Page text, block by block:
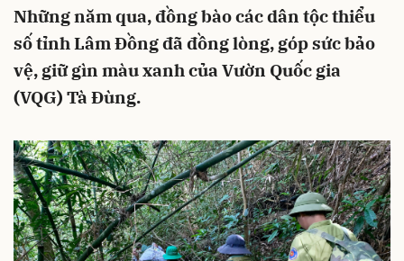
Những năm qua, đồng bào các dân tộc thiểu
số tỉnh Lâm Đồng đã đồng lòng, góp sức bảo
vệ, giữ gìn màu xanh của Vườn Quốc gia
(VQG) Tà Đùng.
Hủy Gửi